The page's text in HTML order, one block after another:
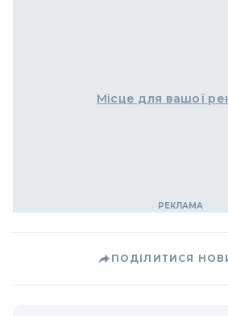
Місце для вашої
ПОДІЛИТИСЯ